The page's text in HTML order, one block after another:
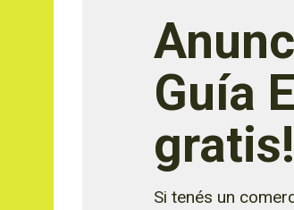
Guía
gratis!
Si tenés un